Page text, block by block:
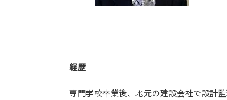
経歴
専門学校卒業後、地元の建設会社で設計